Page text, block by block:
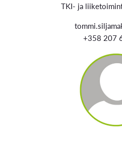
TKI- ja
+358 207